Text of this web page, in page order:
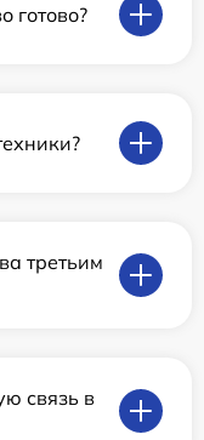
готово?
третьим
связь в